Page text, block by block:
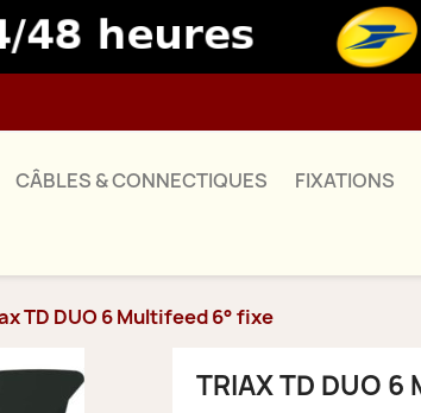
CÂBLES & CONNECTIQUES FIXATIONS
TD DUO 6 Multifeed 6° fixe
TRIAX TD DUO 6